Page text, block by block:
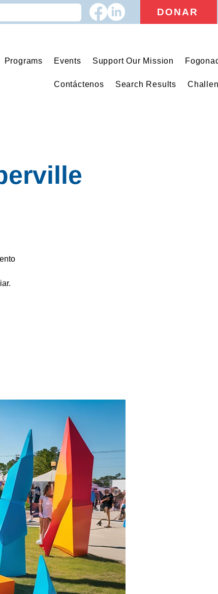
DONAR
Programs Events Support Our Mission
Contáctenos Search Results